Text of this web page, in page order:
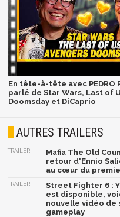
En tête-à-tête avec PEDRO
parlé de Star Wars, Last of
Doomsday et DiCaprio
AUTRES TRAILERS
TRAILER
Mafia The Old
retour d'Ennio
au cœur du
TRAILER
Street Fighter 6 :
est disponible,
nouvelle vidéo de
gameplay